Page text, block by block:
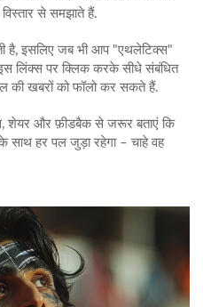
से समझाते हैं.
है, इसलिए जब भी आप "एथलेटिक्स"
लिंक्स पर क्लिक करके सीधे संबंधित
की खबरों को फॉलो कर सकते हैं.
शेयर और फ़ीडबैक से जरूर बताएं कि
साथ हर पल जुड़ा रहेगा – चाहे वह